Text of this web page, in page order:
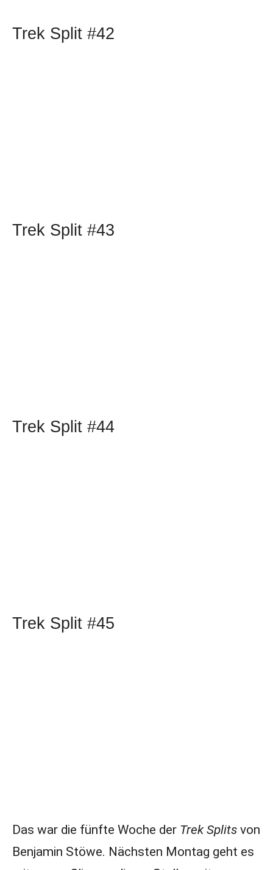
Trek Split #42
Trek Split #43
Trek Split #44
Trek Split #45
Das war die fünfte Woche der Trek Splitsvon
Benjamin Stöwe. Nächsten Montag geht es